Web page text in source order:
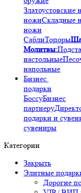
Златоустовские
ножиСкладные
ножи
СаблиТопоры
Молитвы:
настольные
напольные
Бизнес
подарки
БоссуБизнес
партнеру
подарки и
сувениры
Категории
Закрыть
Элитные
Дорогие